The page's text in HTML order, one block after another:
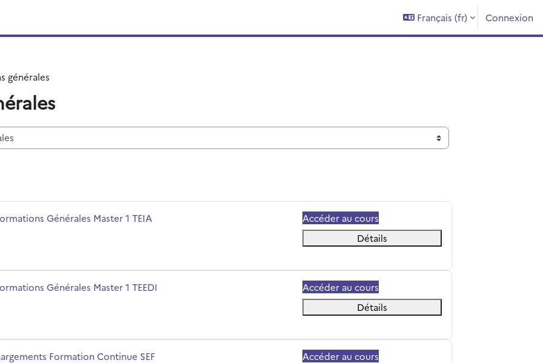
Français ‎(fr)‎ Connexion
générales
des cours
du coursGénérales Master 1 TEIA
Accéder au cours
Détails
du coursGénérales Master 1 TEEDI
Accéder au cours
Détails
du cours Formation Continue SEF
Accéder au cours